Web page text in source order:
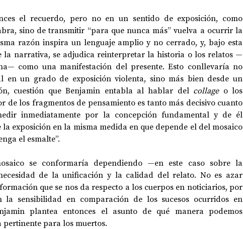
el recuerdo, pero no en un sentido de exposición, como
sino de transmitir “para que nunca más” vuelva a ocurrir la
razón inspira un lenguaje amplio y no cerrado, y, bajo esta
la narrativa, se adjudica reinterpretar la historia o los relatos —
como una manifestación del presente. Esto conllevaría no
en un grado de exposición violenta, sino más bien desde un
cuestión que Benjamin entabla al hablar del collage o los
de los fragmentos de pensamiento es tanto más decisivo cuanto
inmediatamente por la concepción fundamental y de él
exposición en la misma medida en que depende el del mosaico
el esmalte”.
se conformaría dependiendo —en este caso sobre la
de la unificación y la calidad del relato. No es azar
que se nos da respecto a los cuerpos en noticiarios, por
plantea entonces el asunto de qué manera podemos
para los muertos.